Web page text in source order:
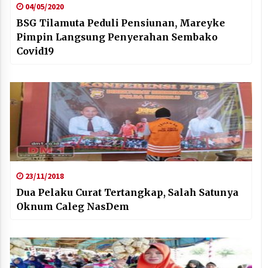
04/05/2020
BSG Tilamuta Peduli Pensiunan, Mareyke
Pimpin Langsung Penyerahan Sembako
Covid19
23/11/2018
Dua Pelaku Curat Tertangkap, Salah Satunya
Oknum Caleg NasDem